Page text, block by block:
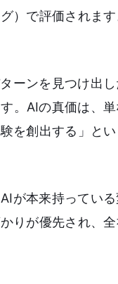
）で評価されま
ーンを見つけ出
。AIの真価は、
を創出する」と
が本来持ってい
りが優先され、